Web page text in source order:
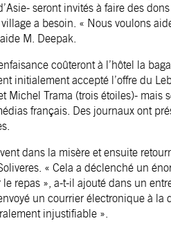
seront invités à faire des
a besoin. « Nous voulons
M. Deepak.
coûteront à l’hôtel la
initialement accepté l’offre du
Michel Trama (trois étoiles)- mais
français. Des journaux ont
dans la misère et ensuite
« Cela a déclenché un
le repas », a-t-il ajouté dans un
un courrier électronique à
injustifiable ».